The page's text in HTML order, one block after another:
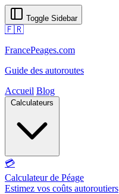
Toggle Sidebar
🇫🇷
FrancePeages.com
Guide des autoroutes
Accueil Blog
Calculateurs
💳
Calculateur de Péage
Estimez vos coûts autoroutiers